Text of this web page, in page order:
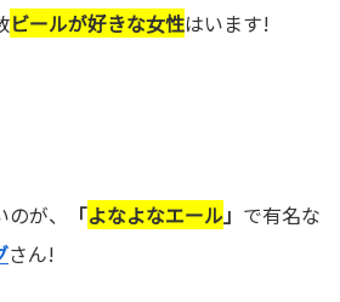
ビールが好きな女性はいます!
が、 「よなよなエール」 で有名な
さん!